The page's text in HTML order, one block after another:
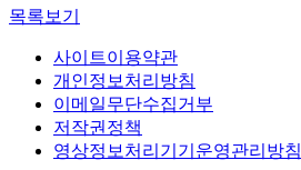
목록보기
사이트이용약관
개인정보처리방침
이메일무단수집거부
저작권정책
영상정보처리기기운영관리방침